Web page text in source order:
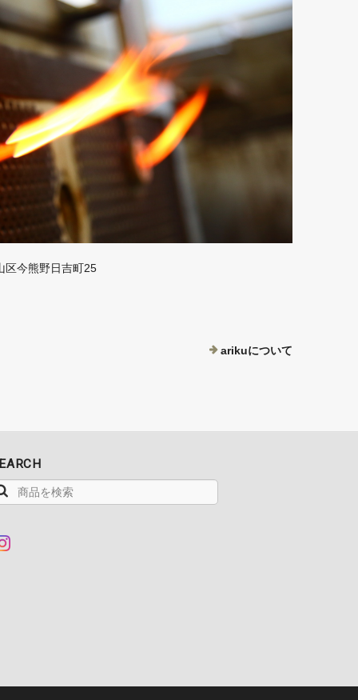
区今熊野日吉町25
arikuについて